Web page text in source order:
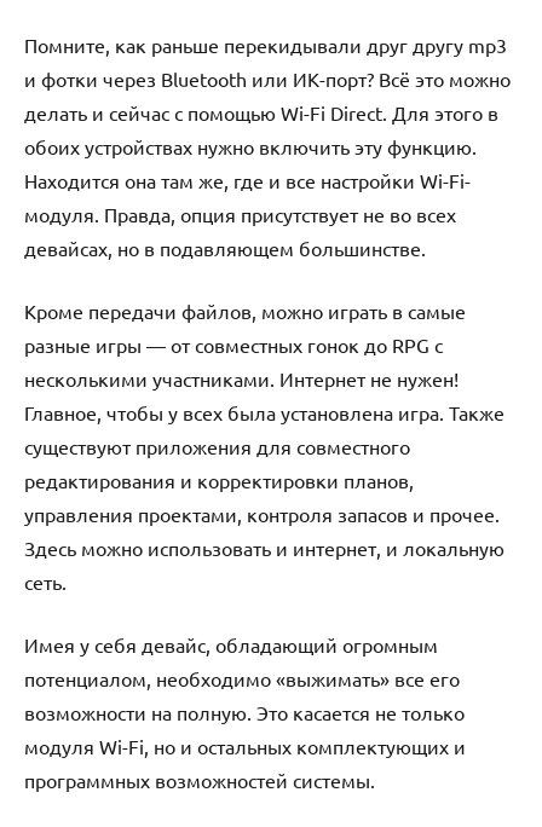
Помните, как раньше перекидывали друг другу mp3
и фотки через Bluetooth или ИК-порт? Всё это можно
делать и сейчас с помощью Wi-Fi Direct. Для этого в
обоих устройствах нужно включить эту функцию.
Находится она там же, где и все настройки Wi-Fi-
модуля. Правда, опция присутствует не во всех
девайсах, но в подавляющем большинстве.
Кроме передачи файлов, можно играть в самые
разные игры — от совместных гонок до RPG с
несколькими участниками. Интернет не нужен!
Главное, чтобы у всех была установлена игра. Также
существуют приложения для совместного
редактирования и корректировки планов,
управления проектами, контроля запасов и прочее.
Здесь можно использовать и интернет, и локальную
сеть.
Имея у себя девайс, обладающий огромным
потенциалом, необходимо «выжимать» все его
возможности на полную. Это касается не только
модуля Wi-Fi, но и остальных комплектующих и
программных возможностей системы.